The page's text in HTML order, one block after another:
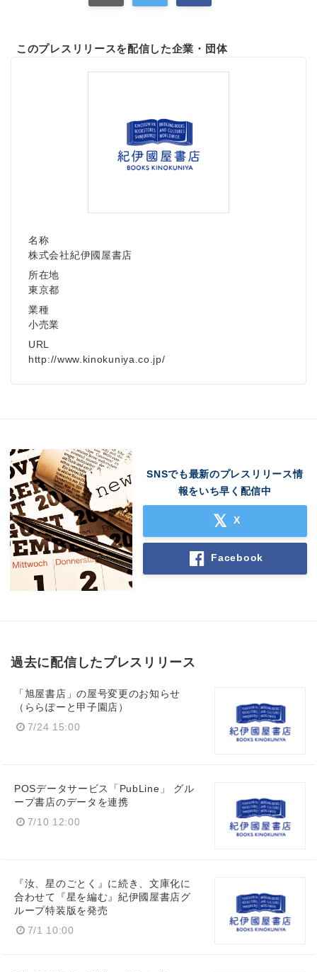
このプレスリリースを配信した企業・団体
名称
株式会社紀伊國屋書店
所在地
東京都
業種
小売業
URL
http://www.kinokuniya.co.jp/
SNSでも最新のプレスリリース情
報をいち早く配信中
X
Facebook
過去に配信したプレスリリース
「旭屋書店」の屋号変更のお知らせ
（ららぽーと甲子園店）
7/24 15:00
POSデータサービス「PubLine」 グル
ープ書店のデータを連携
7/10 12:00
『汝、星のごとく』に続き、文庫化に
合わせて『星を編む』紀伊國屋書店グ
ループ特装版を発売
7/1 10:00